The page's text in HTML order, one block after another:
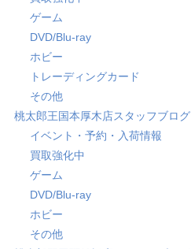
ゲーム
DVD/Blu-ray
ホビー
トレーディングカード
その他
桃太郎王国本厚木店スタッフブログ
イベント・予約・入荷情報
買取強化中
ゲーム
DVD/Blu-ray
ホビー
その他